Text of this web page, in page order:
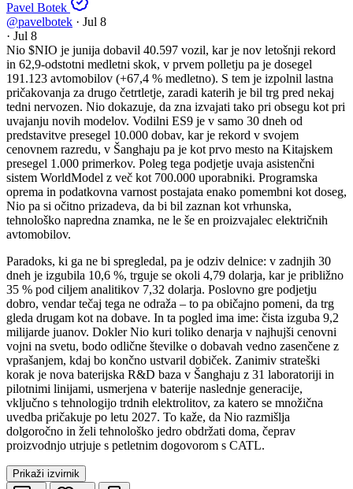
Pavel Botek
@pavelbotek · Jul 8
· Jul 8
Nio $NIO je junija dobavil 40.597 vozil, kar je nov letošnji rekord
in 62,9-odstotni medletni skok, v prvem polletju pa je dosegel
191.123 avtomobilov (+67,4 % medletno). S tem je izpolnil lastna
pričakovanja za drugo četrtletje, zaradi katerih je bil trg pred nekaj
tedni nervozen. Nio dokazuje, da zna izvajati tako pri obsegu kot pri
uvajanju novih modelov. Vodilni ES9 je v samo 30 dneh od
predstavitve presegel 10.000 dobav, kar je rekord v svojem
cenovnem razredu, v Šanghaju pa je kot prvo mesto na Kitajskem
presegel 1.000 primerkov. Poleg tega podjetje uvaja asistenčni
sistem WorldModel z več kot 700.000 uporabniki. Programska
oprema in podatkovna varnost postajata enako pomembni kot doseg,
Nio pa si očitno prizadeva, da bi bil zaznan kot vrhunska,
tehnološko napredna znamka, ne le še en proizvajalec električnih
avtomobilov.
Paradoks, ki ga ne bi spregledal, pa je odziv delnice: v zadnjih 30
dneh je izgubila 10,6 %, trguje se okoli 4,79 dolarja, kar je približno
35 % pod ciljem analitikov 7,32 dolarja. Poslovno gre podjetju
dobro, vendar tečaj tega ne odraža – to pa običajno pomeni, da trg
gleda drugam kot na dobave. In ta pogled ima ime: čista izguba 9,2
milijarde juanov. Dokler Nio kuri toliko denarja v najhujši cenovni
vojni na svetu, bodo odlične številke o dobavah vedno zasenčene z
vprašanjem, kdaj bo končno ustvaril dobiček. Zanimiv strateški
korak je nova baterijska R&D baza v Šanghaju z 31 laboratoriji in
pilotnimi linijami, usmerjena v baterije naslednje generacije,
vključno s tehnologijo trdnih elektrolitov, za katero se množična
uvedba pričakuje po letu 2027. To kaže, da Nio razmišlja
dolgoročno in želi tehnološko jedro obdržati doma, čeprav
proizvodnjo utrjuje s petletnim dogovorom s CATL.
Prikaži izvirnik